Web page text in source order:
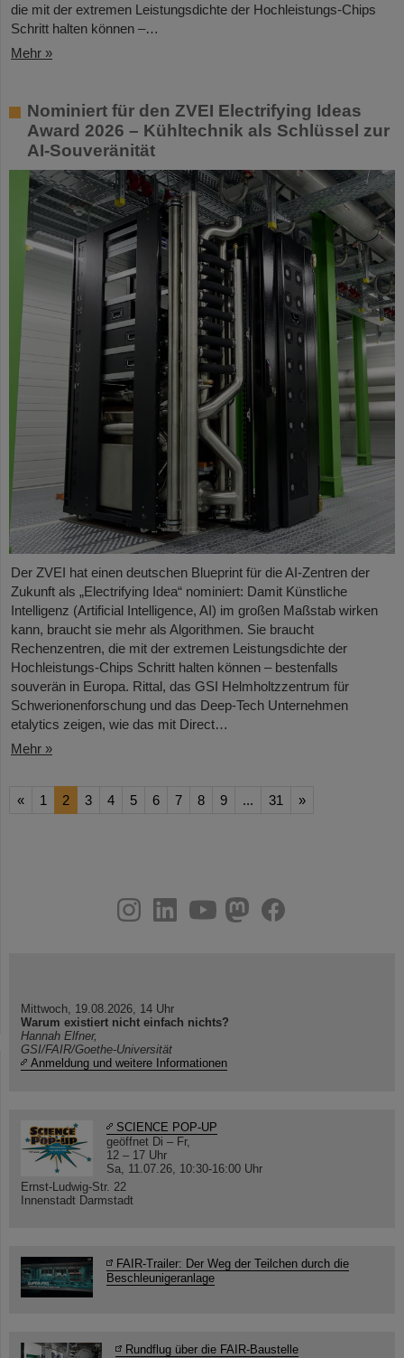
die mit der extremen Leistungsdichte der Hochleistungs-Chips
Schritt halten können –…
Mehr »
Nominiert für den ZVEI Electrifying Ideas
Award 2026 – Kühltechnik als Schlüssel zur
AI-Souveränität
Der ZVEI hat einen deutschen Blueprint für die AI-Zentren der
Zukunft als „Electrifying Idea“ nominiert: Damit Künstliche
Intelligenz (Artificial Intelligence, AI) im großen Maßstab wirken
kann, braucht sie mehr als Algorithmen. Sie braucht
Rechenzentren, die mit der extremen Leistungsdichte der
Hochleistungs-Chips Schritt halten können – bestenfalls
souverän in Europa. Rittal, das GSI Helmholtzzentrum für
Schwerionenforschung und das Deep-Tech Unternehmen
etalytics zeigen, wie das mit Direct…
Mehr »
« 1 2 3 4 5 6 7 8 9 ... 31 »
youtube
helmholtz.social
facebook
Mittwoch, 19.08.2026, 14 Uhr
Warum existiert nicht einfach nichts?
Hannah Elfner,
GSI/FAIR/Goethe-Universität
Anmeldung und weitere Informationen
SCIENCE POP-UP
geöffnet Di – Fr,
12 – 17 Uhr
Sa, 11.07.26, 10:30-16:00 Uhr
Ernst-Ludwig-Str. 22
Innenstadt Darmstadt
FAIR-Trailer: Der Weg der Teilchen durch die
Beschleunigeranlage
Rundflug über die FAIR-Baustelle